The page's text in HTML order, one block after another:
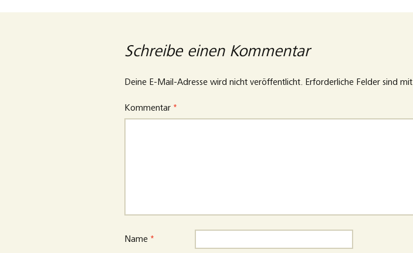
Schreibe einen Kommentar
Deine E-Mail-Adresse wird nicht veröffentlicht. Erforderliche Felder sind mit
Kommentar *
Name *